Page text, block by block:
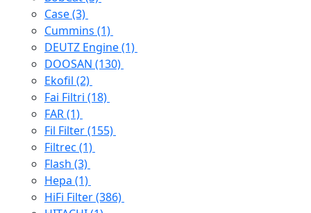
Case(3)
Cummins (1)
DEUTZ Engine(1)
DOOSAN (130)
Ekofil (2)
Fai Filtri (18)
FAR(1)
Fil Filter(155)
Filtrec (1)
Flash (3)
Hepa (1)
HiFi Filter(386)